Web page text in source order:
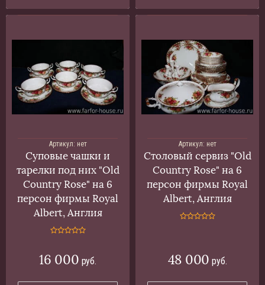
Артикул: нет
Суповые чашки и
тарелки под них "Old
Country Rose" на 6
персон фирмы Royal
Albert, Англия
16 000 руб.
Артикул: нет
Столовый сервиз "Old
Country Rose" на 6
персон фирмы Royal
Albert, Англия
48 000 руб.